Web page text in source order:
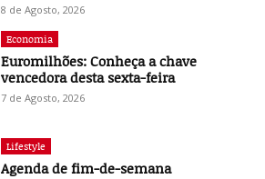
8 de Agosto, 2026
Economia
Euromilhões: Conheça a chave
vencedora desta sexta-feira
7 de Agosto, 2026
Lifestyle
Agenda de fim-de-semana